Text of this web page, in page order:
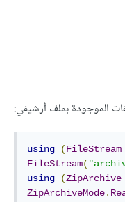
الموجودة بملف أرشيفي:
using (FileStream
FileStream(
using
(ZipArchive
ZipArchiveMode.